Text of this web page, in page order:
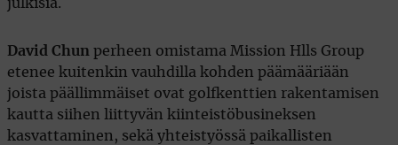
julkisia.
David Chun perheen omistama Mission Hlls Group
etenee kuitenkin vauhdilla kohden päämääriään
joista päällimmäiset ovat golfkenttien rakentamisen
kautta siihen liittyvän kiinteistöbusineksen
kasvattaminen, sekä yhteistyössä paikallisten